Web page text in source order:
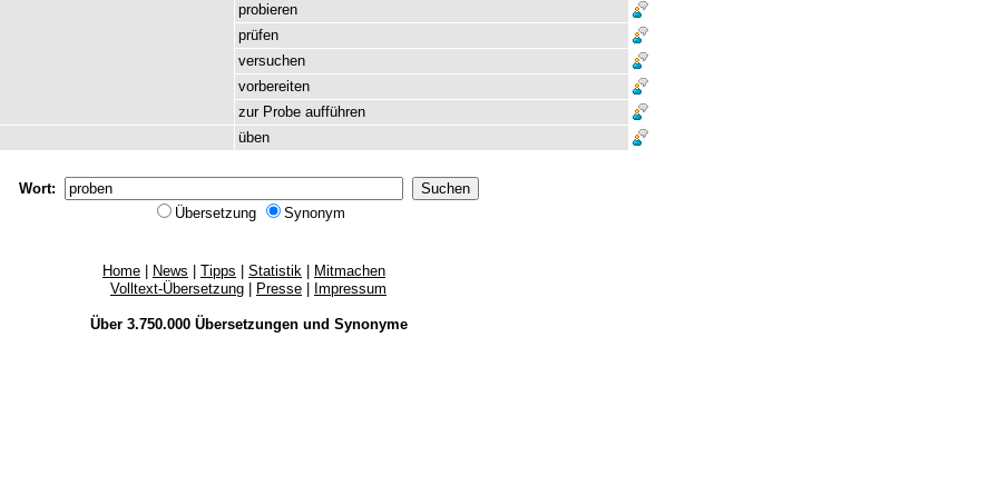
probieren
prüfen
versuchen
vorbereiten
zur Probe aufführen
üben
Wort:
Übersetzung
Synonym
Home News Tipps Statistik
Mitmachen
Volltext-Übersetzung
Presse Impressum
Über 3.750.000 Übersetzungenund Synonyme